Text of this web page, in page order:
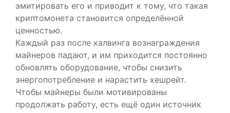
эмитировать его и приводит к тому, что такая
криптомонета становится определённой
ценностью.
Каждый раз после халвинга вознаграждения
майнеров падают, и им приходится постоянно
обновлять оборудование, чтобы снизить
энергопотребление и нарастить хешрейт.
Чтобы майнеры были мотивированы
продолжать работу, есть ещё один источник